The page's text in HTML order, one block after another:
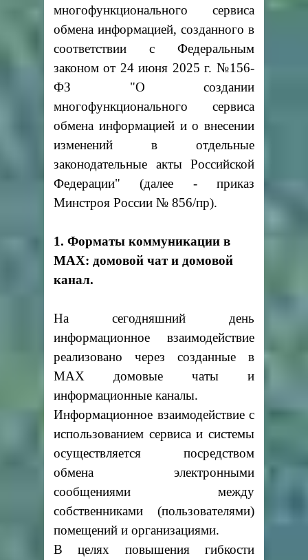
многофункционального сервиса
обмена информацией, созданного в
соответствии с Федеральным
законом от 24 июня 2025 г. №156-
ФЗ "О создании
многофункционального сервиса
обмена информацией и о внесении
изменений в отдельные
законодательные акты Российской
Федерации" (далее - приказ
Минстроя России № 856/пр).
1. Форматы коммуникации в
MAX: домовой чат и домовой
канал.
На сегодняшний день
информационное взаимодействие
реализовано через созданные в
MAX домовые чаты и
информационные каналы.
Информационное взаимодействие с
использованием сервиса и системы
осуществляется посредством
обмена электронными
сообщениями между
собственниками (пользователями)
помещений и организациями.
В целях повышения гибкости